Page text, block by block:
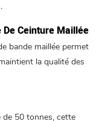
Ceinture Maillée
bande maillée permet
la qualité des
de 50 tonnes, cette